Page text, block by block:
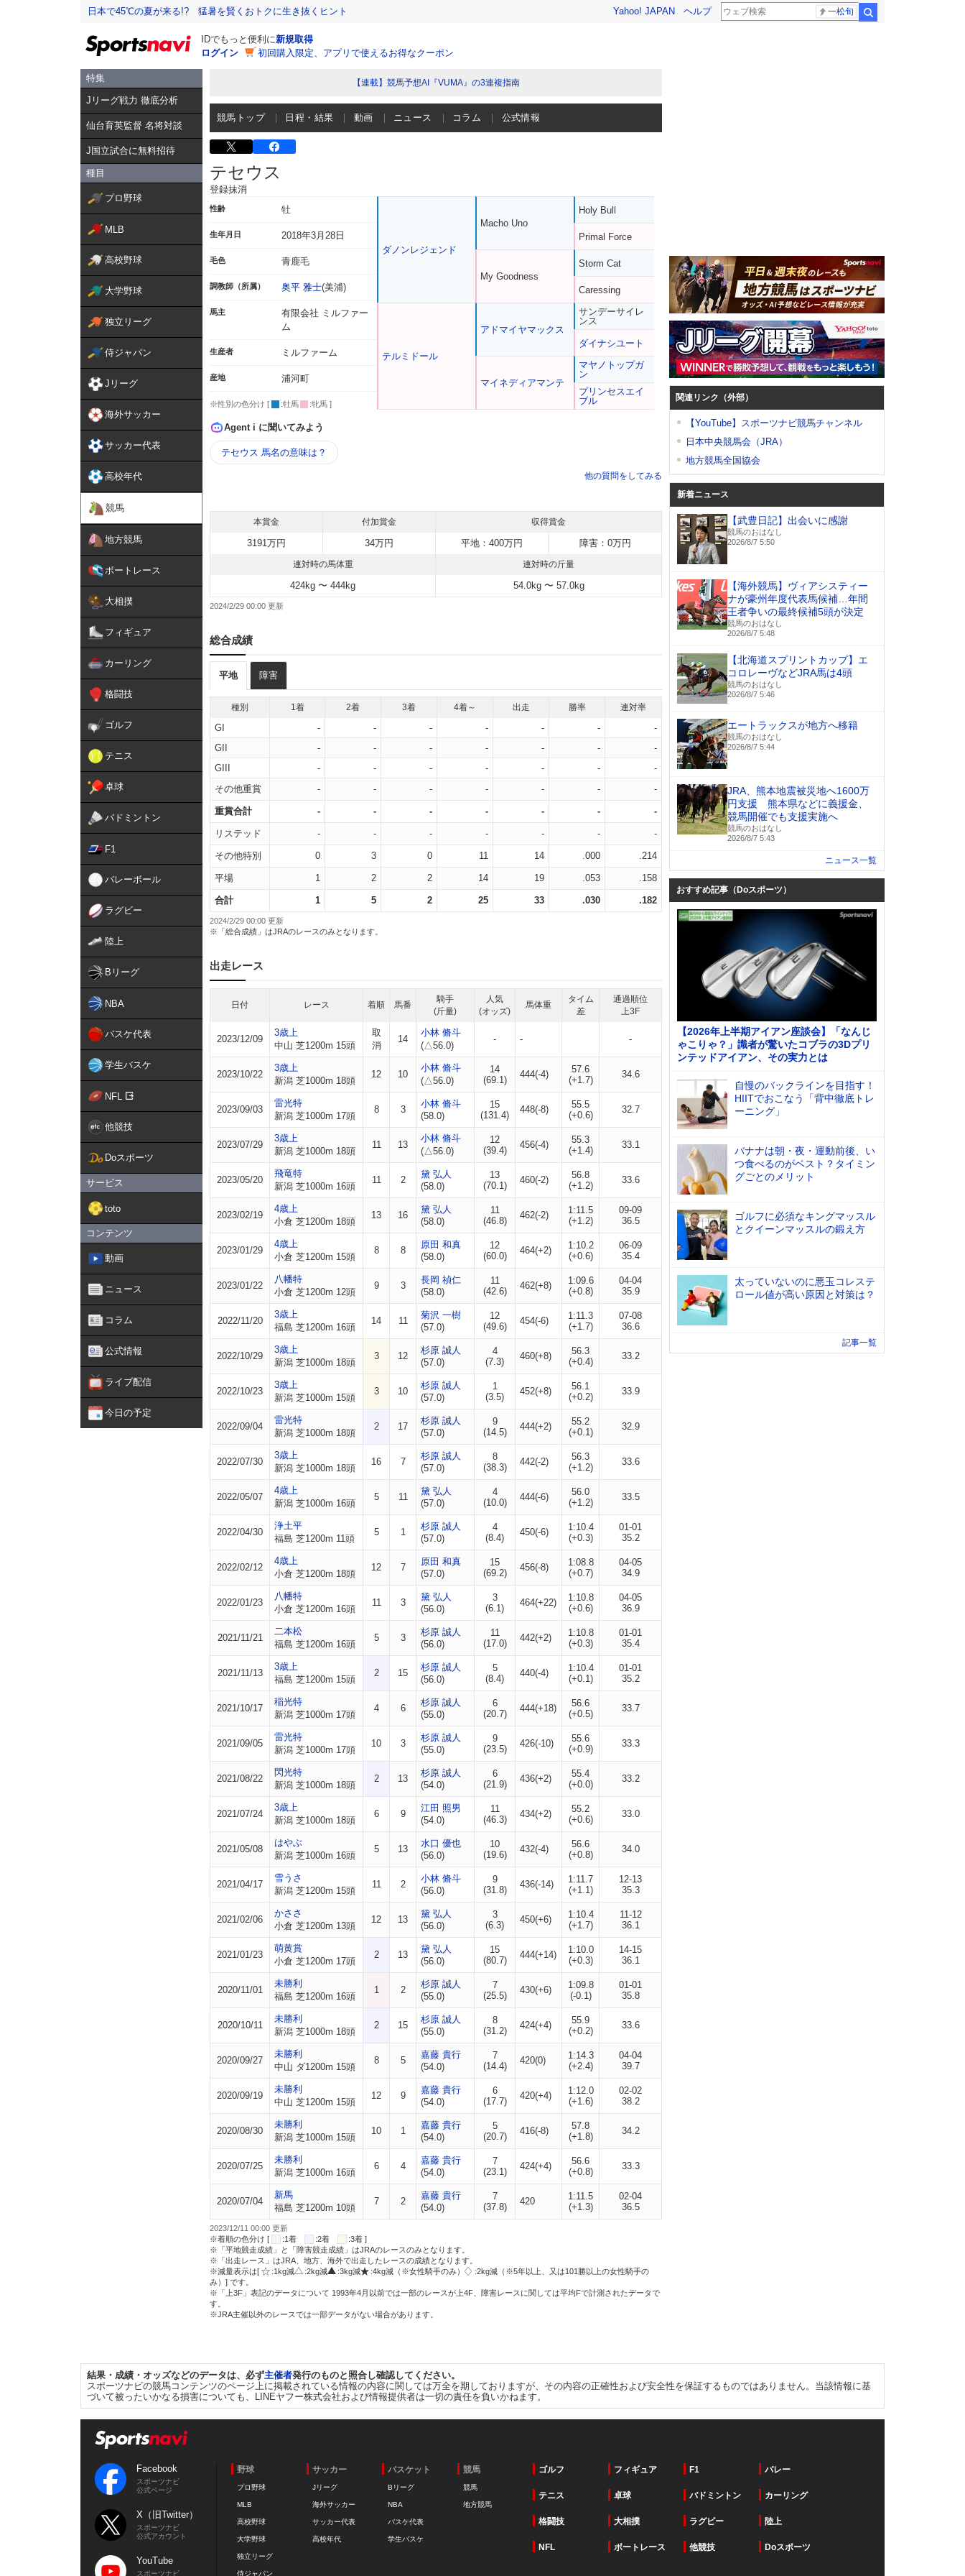
日本で45℃の夏が来る!? 猛暑を賢くおトクに生き抜くヒント Yahoo! JAPAN ヘルプ 一松旬
IDでもっと便利に新規取得
ログイン
初回購入限定、アプリで使えるお得なクーポン
特集
Jリーグ戦力 徹底分析
仙台育英監督 名将対談
J国立試合に無料招待
種目
プロ野球
MLB
高校野球
大学野球
独立リーグ
侍ジャパン
Jリーグ
海外サッカー
サッカー代表
高校年代
競馬
地方競馬
ボートレース
大相撲
フィギュア
カーリング
格闘技
ゴルフ
テニス
卓球
バドミントン
F1
バレーボール
ラグビー
陸上
Bリーグ
NBA
バスケ代表
学生バスケ
NFL
他競技
Doスポーツ
サービス
toto
コンテンツ
動画
ニュース
コラム
公式情報
ライブ配信
今日の予定
【連載】競馬予想AI『VUMA』の3連複指南
競馬トップ 日程・結果 動画 ニュース コラム 公式情報
テセウス
登録抹消
性齢 牡
生年月日 2018年3月28日
毛色 青鹿毛
調教師（所属） 奥平 雅士(美浦)
馬主
有限会社 ミルファー
ム
生産者 ミルファーム
産地 浦河町
※性別の色分け [ :牡馬 :牝馬 ]
ダノンレジェンド
テルミドール
Macho Uno
My Goodness
アドマイヤマックス
マイネディアマンテ
Holy Bull
Primal Force
Storm Cat
Caressing
サンデーサイレ
ンス
ダイナシユート
マヤノトップガ
ン
プリンセスエイ
ブル
Agent i に聞いてみよう
テセウス 馬名の意味は？
他の質問をしてみる
本賞金 付加賞金 収得賞金
3191万円 34万円 平地：400万円 障害：0万円
連対時の馬体重 連対時の斤量
424kg 〜 444kg 54.0kg 〜 57.0kg
2024/2/29 00:00
総合成績
平地 障害
種別 1着 2着 3着 4着～ 出走 勝率 連対率
GI - - - - - -
-
GII
- - - - - -
-
GIII
- - - - - -
-
その他重賞
- - - - - - -
重賞合計 - - - - - - -
リステッド - - - - - - -
その他特別 0 3 0 11 14 .000 .214
平場 1 2 2 14 19 .053 .158
合計 1 5 2 25 33 .030 .182
2024/2/29 00:00 更新
※「総合成績」はJRAのレースのみとなります。
出走レース
日付 レース 着順 馬番
騎手
(斤量)
人気
(オッズ)
馬体重
タイム
差
通過順位
上3F
2023/12/09
3歳上
中山 芝1200m 15頭
取
消
14
小林 脩斗
(△56.0)
- - -
2023/10/22
3歳上
新潟 芝1000m 18頭
12 10
小林 脩斗
(△56.0)
14
(69.1)
444(-4)
57.6
(+1.7)
34.6
2023/09/03
雷光特
新潟 芝1000m 17頭
8 3
小林 脩斗
(58.0)
15
(131.4)
448(-8)
55.5
(+0.6)
32.7
2023/07/29
3歳上
新潟 芝1000m 18頭
11 13
小林 脩斗
(△56.0)
12
(39.4)
456(-4)
55.3
(+1.4)
33.1
2023/05/20
飛竜特
新潟 芝1000m 16頭
11 2
黛 弘人
(58.0)
13
(70.1)
460(-2)
56.8
(+1.2)
33.6
2023/02/19
4歳上
小倉 芝1200m 18頭
13 16
黛 弘人
(58.0)
11
(46.8)
462(-2)
1:11.5
(+1.2)
09-09
36.5
2023/01/29
4歳上
小倉 芝1200m 15頭
8 8
原田 和真
(58.0)
12
(60.0)
464(+2)
1:10.2
(+0.6)
06-09
35.4
2023/01/22
八幡特
小倉 芝1200m 12頭
9 3
長岡 禎仁
(58.0)
11
(42.6)
462(+8)
1:09.6
(+0.8)
04-04
35.9
2022/11/20
3歳上
福島 芝1200m 16頭
14 11
菊沢 一樹
(57.0)
12
(49.6)
454(-6)
1:11.3
(+1.7)
07-08
36.6
2022/10/29
3歳上
新潟 芝1000m 18頭
3 12
杉原 誠人
(57.0)
4
(7.3)
460(+8)
56.3
(+0.4)
33.2
2022/10/23
3歳上
新潟 芝1000m 15頭
3 10
杉原 誠人
(57.0)
1
(3.5)
452(+8)
56.1
(+0.2)
33.9
2022/09/04
雷光特
新潟 芝1000m 18頭
2 17
杉原 誠人
(57.0)
9
(14.5)
444(+2)
55.2
(+0.1)
32.9
2022/07/30
3歳上
新潟 芝1000m 18頭
16 7
杉原 誠人
(57.0)
8
(38.3)
442(-2)
56.3
(+1.2)
33.6
2022/05/07
4歳上
新潟 芝1000m 16頭
5 11
黛 弘人
(57.0)
4
(10.0)
444(-6)
56.0
(+1.2)
33.5
2022/04/30
浄土平
福島 芝1200m 11頭
5 1
杉原 誠人
(57.0)
4
(8.4)
450(-6)
1:10.4
(+0.3)
01-01
35.2
2022/02/12
4歳上
小倉 芝1200m 18頭
12 7
原田 和真
(57.0)
15
(69.2)
456(-8)
1:08.8
(+0.7)
04-05
34.9
2022/01/23
八幡特
小倉 芝1200m 16頭
11 3
黛 弘人
(56.0)
3
(6.1)
464(+22)
1:10.8
(+0.6)
04-05
36.9
2021/11/21
二本松
福島 芝1200m 16頭
5 3
杉原 誠人
(56.0)
11
(17.0)
442(+2)
1:10.8
(+0.3)
01-01
35.4
2021/11/13
3歳上
福島 芝1200m 15頭
2 15
杉原 誠人
(56.0)
5
(8.4)
440(-4)
1:10.4
(+0.1)
01-01
35.2
2021/10/17
稲光特
新潟 芝1000m 17頭
4 6
杉原 誠人
(55.0)
6
(20.7)
444(+18)
56.6
(+0.5)
33.7
2021/09/05
雷光特
新潟 芝1000m 17頭
10 3
杉原 誠人
(55.0)
9
(23.5)
426(-10)
55.6
(+0.9)
33.3
2021/08/22
閃光特
新潟 芝1000m 18頭
2 13
杉原 誠人
(54.0)
6
(21.9)
436(+2)
55.4
(+0.0)
33.2
2021/07/24
3歳上
新潟 芝1000m 18頭
6 9
江田 照男
(54.0)
11
(46.3)
434(+2)
55.2
(+0.6)
33.0
2021/05/08
はやぶ
新潟 芝1000m 16頭
5 13
水口 優也
(56.0)
10
(19.6)
432(-4)
56.6
(+0.8)
34.0
2021/04/17
雪うさ
新潟 芝1200m 15頭
11 2
小林 脩斗
(56.0)
9
(31.8)
436(-14)
1:11.7
(+1.1)
12-13
35.3
2021/02/06
かささ
小倉 芝1200m 13頭
12 13
黛 弘人
(56.0)
3
(6.3)
450(+6)
1:10.4
(+1.7)
11-12
36.1
2021/01/23
萌黄賞
小倉 芝1200m 17頭
2 13
黛 弘人
(56.0)
15
(80.7)
444(+14)
1:10.0
(+0.3)
14-15
36.1
2020/11/01
未勝利
福島 芝1200m 16頭
1 2
杉原 誠人
(55.0)
7
(25.5)
430(+6)
1:09.8
(-0.1)
01-01
35.8
2020/10/11
未勝利
新潟 芝1000m 18頭
2 15
杉原 誠人
(55.0)
8
(31.2)
424(+4)
55.9
(+0.2)
33.6
2020/09/27
未勝利
中山 ダ1200m 15頭
8 5
嘉藤 貴行
(54.0)
7
(14.4)
420(0)
1:14.3
(+2.4)
04-04
39.7
2020/09/19
未勝利
中山 芝1200m 15頭
12 9
嘉藤 貴行
(54.0)
6
(17.7)
420(+4)
1:12.0
(+1.6)
02-02
38.2
2020/08/30
未勝利
新潟 芝1000m 15頭
10 1
嘉藤 貴行
(54.0)
5
(20.7)
416(-8)
57.8
(+1.8)
34.2
2020/07/25
未勝利
新潟 芝1000m 16頭
6 4
嘉藤 貴行
(54.0)
7
(23.1)
424(+4)
56.6
(+0.8)
33.3
2020/07/04
新馬
福島 芝1200m 10頭
7 2
嘉藤 貴行
(54.0)
7
(37.8)
420
1:11.5
(+1.3)
02-04
36.5
2023/12/11 00:00 更新
※着順の色分け [
:1着 :2着
:3着 ]
※「平地競走成績」と「障害競走成績」はJRAのレースのみとなります。
※「出走レース」はJRA、地方、海外で出走したレースの成績となります。
※減量表示は[
:1kg減 :2kg減 :3kg減 :4kg減（※女性騎手のみ）
:2kg減（※5年以上、又は101勝以上の女性騎手の
み）] です。
※「上3F」表記のデータについて 1993年4月以前では一部のレースが上4F、障害レースに関しては平均Fで計測されたデータで
す。
※JRA主催以外のレースでは一部データがない場合があります。
関連リンク（外部）
【YouTube】スポーツナビ競馬チャンネル
日本中央競馬会（JRA）
地方競馬全国協会
新着ニュース
【武豊日記】出会いに感謝
競馬のおはなし
2026/8/7 5:50
【海外競馬】ヴィアシスティー
ナが豪州年度代表馬候補…年間
王者争いの最終候補5頭が決定
競馬のおはなし
2026/8/7 5:48
【北海道スプリントカップ】エ
コロレーヴなどJRA馬は4頭
競馬のおはなし
2026/8/7 5:46
エートラックスが地方へ移籍
競馬のおはなし
2026/8/7 5:44
JRA、熊本地震被災地へ1600万
円支援 熊本県などに義援金、
競馬開催でも支援実施へ
競馬のおはなし
2026/8/7 5:43
ニュース一覧
おすすめ記事（Doスポーツ）
【2026年上半期アイアン座談会】「なんじ
ゃこりゃ？」識者が驚いたコブラの3Dプリ
ンテッドアイアン、その実力とは
自慢のバックラインを目指す！
HIITでおこなう「背中徹底トレ
ーニング」
バナナは朝・夜・運動前後、い
つ食べるのがベスト？タイミン
グごとのメリット
ゴルフに必須なキングマッスル
とクイーンマッスルの鍛え方
太っていないのに悪玉コレステ
ロール値が高い原因と対策は？
記事一覧
結果・成績・オッズなどのデータは、必ず主催者発行のものと照合し確認してください。
スポーツナビの競馬コンテンツのページ上に掲載されている情報の内容に関しては万全を期しておりますが、その内容の正確性および安全性を保証するものではありません。当該情報に基
づいて被ったいかなる損害についても、LINEヤフー株式会社および情報提供者は一切の責任を負いかねます。
Facebook
スポーツナビ
公式ページ
X（旧Twitter）
スポーツナビ
公式アカウント
YouTube
スポーツナビ
野球
プロ野球
MLB
高校野球
大学野球
独立リーグ
侍ジャパン
サッカー
Jリーグ
海外サッカー
サッカー代表
高校年代
バスケット
Bリーグ
NBA
バスケ代表
学生バスケ
競馬
競馬
地方競馬
ゴルフ フィギュア F1 バレー
テニス 卓球 バドミントン カーリング
格闘技 大相撲 ラグビー 陸上
NFL ボートレース 他競技 Doスポーツ